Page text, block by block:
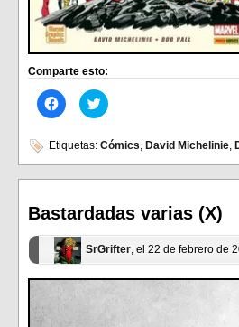
Comparte esto:
Haz
clic
en
Facebook
(Se
abre
ventana
nueva)
Haz
clic
en
(Se
abre
ventana
nueva)
Etiquetas: Cómics, David Michelinie,
Bastardadas varias (X)
SrGrifter, el 22 de febrero de